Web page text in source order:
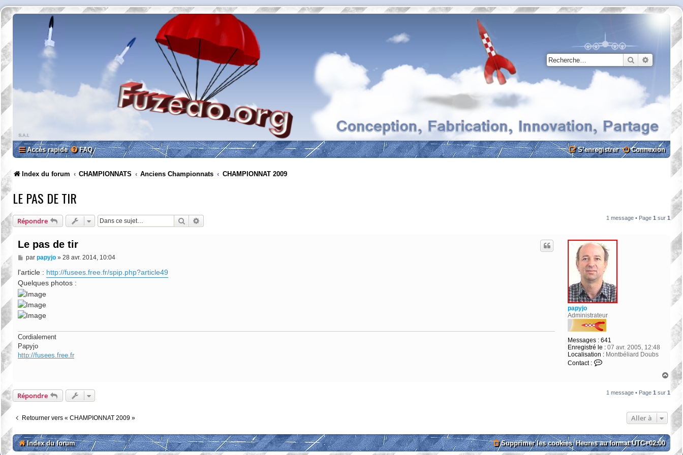
Rechercher
Accès rapide FAQ Connexion
S’enregistrer
Index du forum CHAMPIONNATS Anciens Championnats CHAMPIONNAT 2009
LE PAS DE TIR
Répondre Rechercher 1 message • Page 1 sur 1
papyjo
Administrateur
Messages : 641
Enregistré le : 07 avr. 2005, 12:48
Localisation : Montbéliard Doubs
Contact :
a
c
p
y
j
Le pas de tir
M
s
a
g
e
par papyjo» 28 avr. 2014, 10:04
l'article : http://fusees.free.fr/spip.php?article49
Quelques photos :
Cordialement
Papyjo
http://fusees.free.fr
t
Répondre 1 message • Page 1 sur 1
Retourner vers « CHAMPIONNAT 2009 » Aller à
Index du forum Heures au formatUTC+02:00
Supprimer les cookies